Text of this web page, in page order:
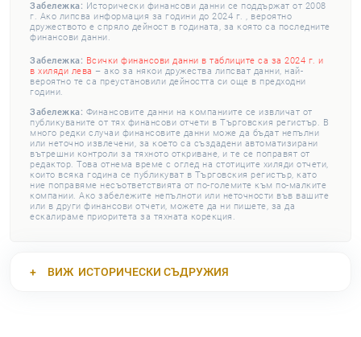
Забележка: Исторически финансови данни се поддържат от 2008
г. Ако липсва информация за години до 2024 г. , вероятно
дружеството е спряло дейност в годината, за която са последните
финансови данни.
Забележка: Всички финансови данни в таблиците са за 2024 г. и
в хиляди лева – ако за някои дружества липсват данни, най-
вероятно те са преустановили дейността си още в предходни
години.
Забележка: Финансовите данни на компаниите се извличат от
публикуваните от тях финансови отчети в Търговския регистър. В
много редки случаи финансовите данни може да бъдат непълни
или неточно извлечени, за което са създадени автоматизирани
вътрешни контроли за тяхното откриване, и те се поправят от
редактор. Това отнема време с оглед на стотиците хиляди отчети,
които всяка година се публикуват в Търговския регистър, като
ние поправяме несъответствията от по-големите към по-малките
компании. Ако забележите непълноти или неточности във вашите
или в други финансови отчети, можете да ни пишете, за да
ескалираме приоритета за тяхната корекция.
ВИЖ ИСТОРИЧЕСКИ СЪДРУЖИЯ